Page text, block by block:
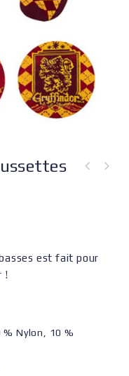
est fait pour
!
Nylon, 10 %